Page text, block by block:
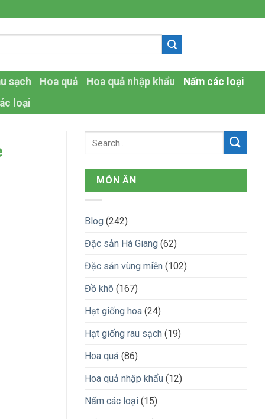
sạch Hoa quả Hoa quả nhập khẩu
Nấm các loại
loại
MÓN ĂN
Blog (242)
Đặc sản Hà Giang (62)
Đặc sản vùng miền (102)
Đồ khô (167)
Hạt giống hoa (24)
Hạt giống rau sạch (19)
Hoa quả (86)
Hoa quả nhập khẩu (12)
Nấm các loại (15)